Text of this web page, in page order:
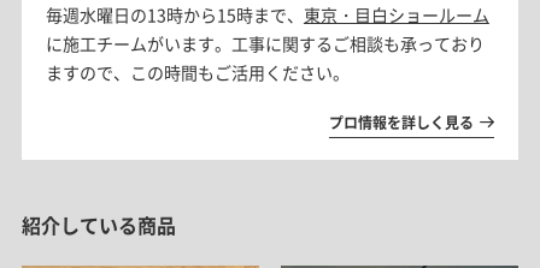
毎週水曜日の13時から15時まで、 東京・目白ショールーム
に施工チームがいます。工事に関するご相談も承っており
ますので、この時間もご活用ください。
プロ情報を詳しく見る
紹介している商品